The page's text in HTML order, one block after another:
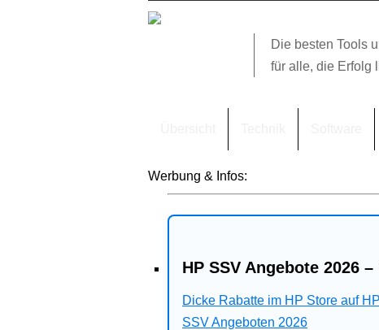
Die besten Tools
für alle, die Erfolg
Werbung & Infos:
HP SSV Angebote 2026
Dicke Rabatte im HP Store auf
SSV Angeboten 2026